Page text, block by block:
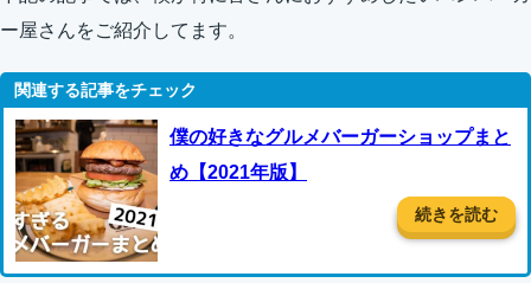
ー屋さんをご紹介してます。
僕の好きなグルメバーガーショップまと
め【2021年版】
続きを読む